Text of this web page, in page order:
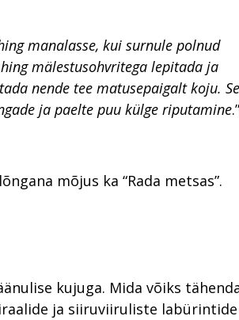
manalasse, kui surnule polnud
mälestusohvritega lepitada ja
nende tee matusepaigalt koju.
ja paelte puu külge riputamine.”
mõjus ka “Rada metsas”.
kujuga. Mida võiks
ja siiruviiruliste labürintide